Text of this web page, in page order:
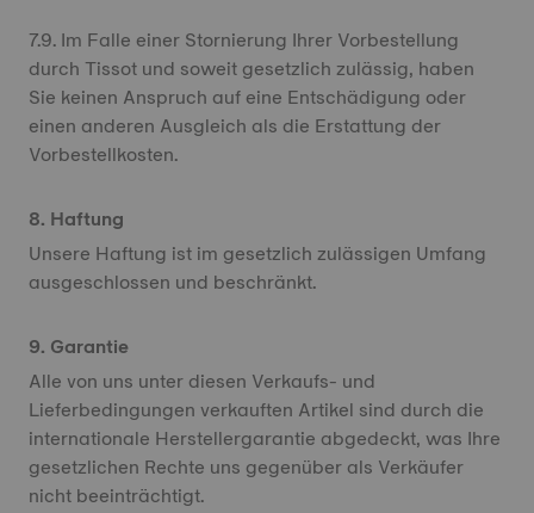
7.9. Im Falle einer Stornierung Ihrer Vorbestellung
durch Tissot und soweit gesetzlich zulässig, haben
Sie keinen Anspruch auf eine Entschädigung oder
einen anderen Ausgleich als die Erstattung der
Vorbestellkosten.
8. Haftung
Unsere Haftung ist im gesetzlich zulässigen Umfang
ausgeschlossen und beschränkt.
9. Garantie
Alle von uns unter diesen Verkaufs- und
Lieferbedingungen verkauften Artikel sind durch die
internationale Herstellergarantie abgedeckt, was Ihre
gesetzlichen Rechte uns gegenüber als Verkäufer
nicht beeinträchtigt.